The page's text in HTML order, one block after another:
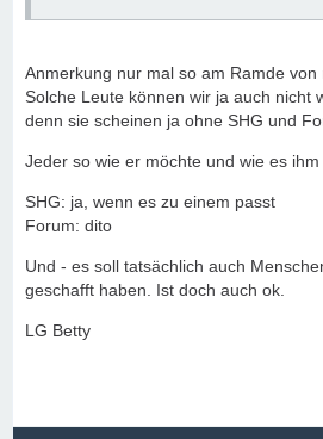
Anmerkung nur mal so am Ramde
Solche Leute können wir ja auch nicht
denn sie scheinen ja ohne SHG und
Jeder so wie er möchte und wie es ihm
SHG: ja, wenn es zu einem passt
Forum: dito
Und - es soll tatsächlich auch
geschafft haben. Ist doch auch ok.
LG Betty